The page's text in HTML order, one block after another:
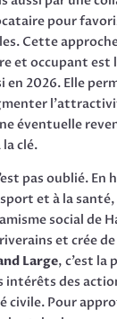
pour
Cette
et occupant est
en 2026. Elle
éventuelle
clé.
pas oublié. En
et à la
social de
et crée de
Large, c’est la
intérêts des
civile. Pour